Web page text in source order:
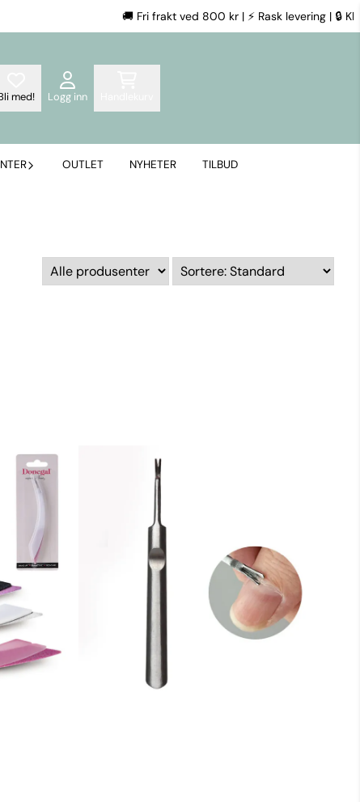
🚚 Fri frakt ved 800 kr | ⚡ Rask levering | 🔒
med! Logg inn
OUTLET NYHETER TILBUD